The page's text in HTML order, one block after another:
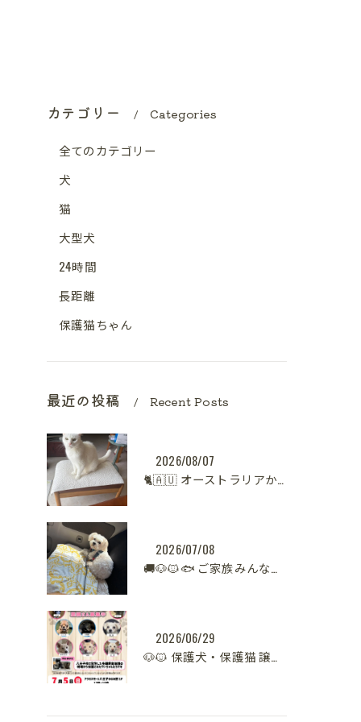
カテゴリー Categories
全てのカテゴリー
犬
猫
大型犬
24時間
長距離
保護猫ちゃん
最近の投稿 Recent Posts
2026/08/07
🐈🇦🇺 オーストラリアからシンガポールへ。
2026/07/08
🚚🐶🐱🐟 ご家族みんなで新生活へ。
2026/06/29
🐶🐱 保護犬・保護猫 譲渡会開催のお知らせ【八王子】 🐾